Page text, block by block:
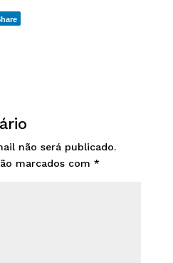
não será publicado.
marcados com *